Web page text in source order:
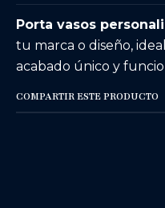
Porta vasos
tu marca o diseño,
acabado único y
COMPARTIR ESTE PRODUCTO